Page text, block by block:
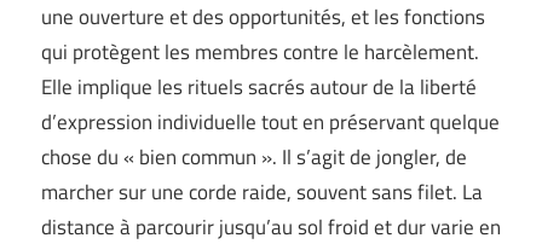
une ouverture et des opportunités, et les fonctions
qui protègent les membres contre le harcèlement.
Elle implique les rituels sacrés autour de la liberté
d’expression individuelle tout en préservant quelque
chose du « bien commun ». Il s’agit de jongler, de
marcher sur une corde raide, souvent sans filet. La
distance à parcourir jusqu’au sol froid et dur varie en